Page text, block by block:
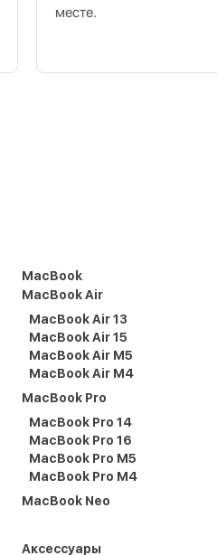
месте.
MacBook
MacBook Air
MacBook Air 13
MacBook Air 15
MacBook Air M5
MacBook Air M4
MacBook Pro
MacBook Pro 14
MacBook Pro 16
MacBook Pro M5
MacBook Pro M4
MacBook Neo
Аксессуары